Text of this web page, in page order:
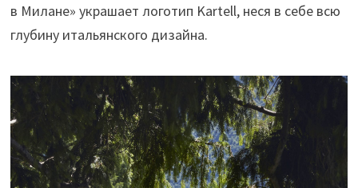
в Милане» украшает логотип Kartell, неся в себе всю
глубину итальянского дизайна.